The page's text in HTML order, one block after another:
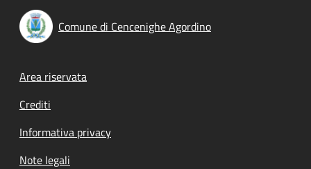
Comune di Cencenighe Agordino
Footer menu
Area riservata
Crediti
Informativa privacy
Note legali